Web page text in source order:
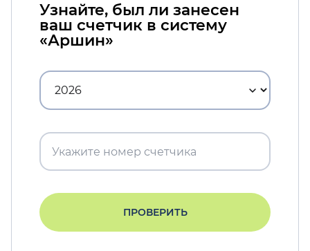
Узнайте, был ли занесен
ваш счетчик в систему
«Аршин»
ПРОВЕРИТЬ